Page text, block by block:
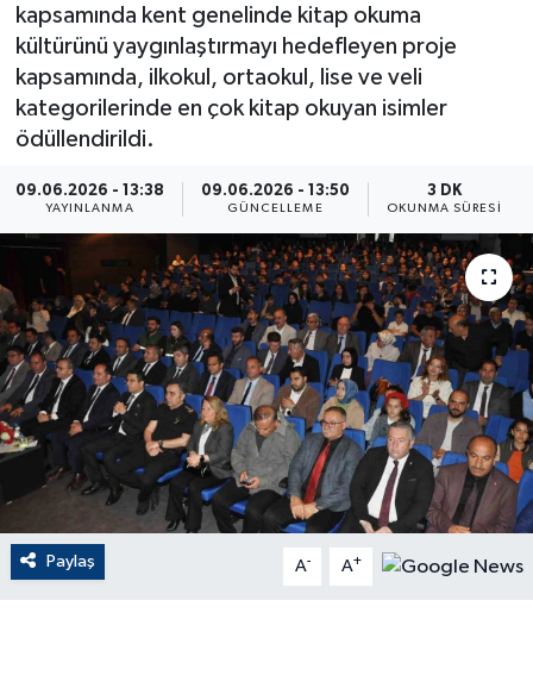
kapsamında kent genelinde kitap okuma
kültürünü yaygınlaştırmayı hedefleyen proje
kapsamında, ilkokul, ortaokul, lise ve veli
kategorilerinde en çok kitap okuyan isimler
ödüllendirildi.
09.06.2026 - 13:38
YAYINLANMA
09.06.2026 - 13:50
GÜNCELLEME
3 DK
OKUNMA SÜRESI
Paylaş A- A+
ÇEVRE
Dış Haberler
EKONOMİ
English News
Finans
Flaş Haber
Gayrimenkul
GENEL